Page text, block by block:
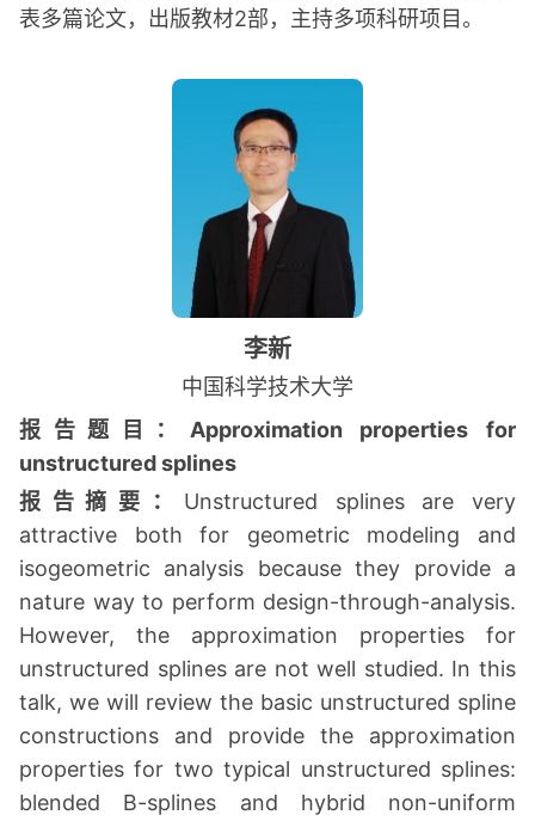
表多篇论文，出版教材2部，主持多项科研项目。
李新
中国科学技术大学
报告题目：Approximation properties for
unstructured splines
报告摘要： Unstructured splines are very
attractive both for geometric modeling and
isogeometric analysis because they provide a
nature way to perform design-through-analysis.
However, the approximation properties for
unstructured splines are not well studied. In this
talk, we will review the basic unstructured spline
constructions and provide the approximation
properties for two typical unstructured splines:
blended B-splines and hybrid non-uniform